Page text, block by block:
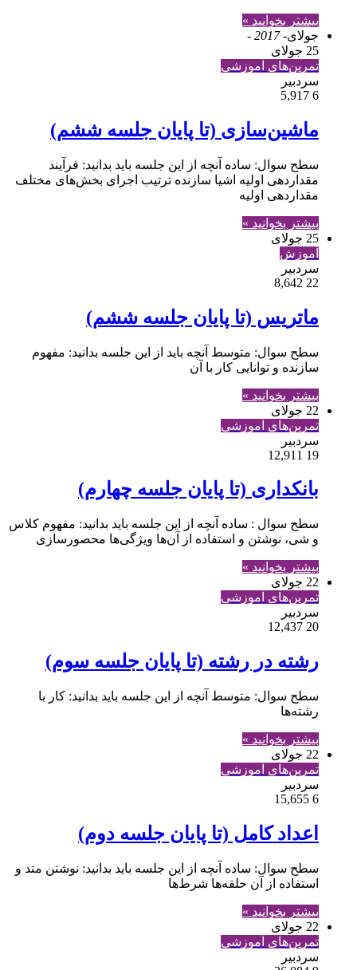
بیشتر بخوانید »
جولای- 2017 -
25 جولای
تمرین‌های آموزشی
سردبیر
6
ماشین‌سازی (تا پایان جلسه ششم)
سطح سوال: ساده آنچه از این جلسه باید بدانید: فرآیند
مقداردهی اولیه اشیا سازنده ترتیب اجرای بخش‌های مختلف
مقداردهی اولیه
بیشتر بخوانید »
25 جولای
آموزش
سردبیر
22
ماتریس (تا پایان جلسه ششم)
سطح سوال: متوسط آنچه باید از این جلسه بدانید: مفهوم
سازنده و توانایی کار با آن
بیشتر بخوانید »
22 جولای
تمرین‌های آموزشی
سردبیر
19
بانکداری (تا پایان جلسه چهارم)
سطح سوال : ساده آنچه از این جلسه باید بدانید: مفهوم کلاس
و شی، نوشتن و استفاده از آن‌ها ویژگی‌ها محصورسازی
بیشتر بخوانید »
22 جولای
تمرین‌های آموزشی
سردبیر
20
رشته در رشته (تا پایان جلسه سوم)
سطح سوال: متوسط آنچه از این جلسه باید بدانید: کار با
رشته‌ها
بیشتر بخوانید »
22 جولای
تمرین‌های آموزشی
سردبیر
6
اعداد کامل (تا پایان جلسه دوم)
سطح سوال: ساده آنچه از این جلسه باید بدانید: نوشتن متد و
استفاده از آن حلقه‌ها شرط‌ها
بیشتر بخوانید »
22 جولای
تمرین‌های آموزشی
سردبیر